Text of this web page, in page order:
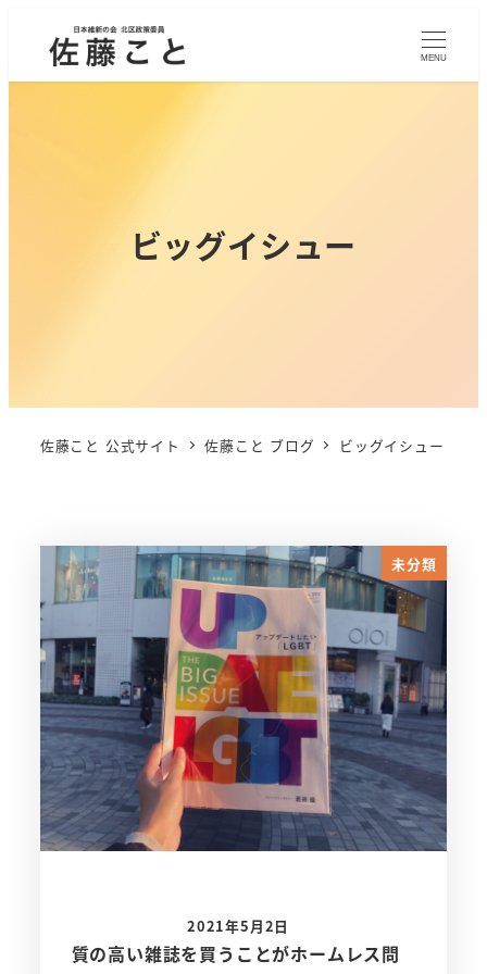
MENU
ビッグイシュー
佐藤こと 公式サイト 佐藤こと ブログ ビッグイシュー
未分類
質の高い雑誌を買うことがホームレス問
2021年5月2日